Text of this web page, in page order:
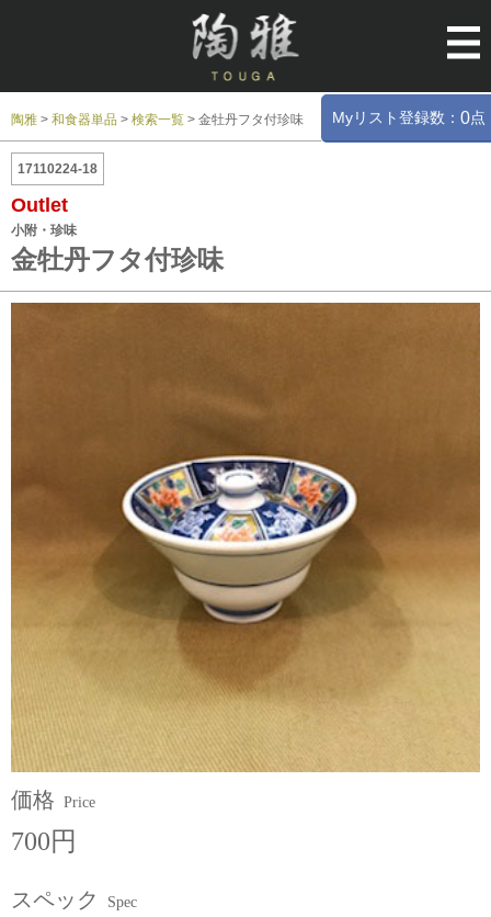
Myリスト登録数： 0点
陶雅 > 和食器単品 > 検索一覧 > 金牡丹フタ付珍味
17110224-18
Outlet
小附・珍味
金牡丹フタ付珍味
価格 Price
700円
スペック Spec